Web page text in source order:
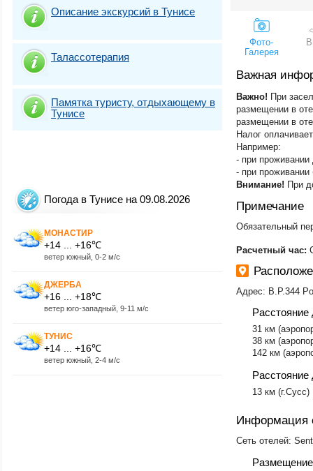
Описание экскурсий в Тунисе
Талассотерапия
Памятка туристу, отдыхающему в
Тунисе
Погода в Тунисе на 09.08.2026
МОНАСТИР
+14 ... +16℃
ветер южный, 0-2 м/с
ДЖЕРБА
+16 ... +18℃
ветер юго-западный, 9-11 м/с
ТУНИС
+14 ... +16℃
ветер южный, 2-4 м/с
Фото-
Галерея
Важная
Важно! При
размещении в
размещении в
Налог
Например:
- при проживании
- при проживании
Внимание! При
Примечание
​Обязательный
Расчетный час:
Адрес: B.P.344
Расстояние
31 км
38 км
142 км
Расстояние
13 км (г.Сусс)
Информация
Сеть отелей: